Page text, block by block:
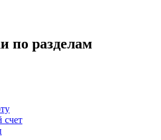
по разделам
счет